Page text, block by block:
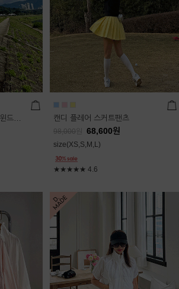
[DANI 러닝] 액티브 후드 윈드점퍼 캔디 플레어 스커트팬츠
98,000 68,600원
size(XS,S,M,L)
★★★★★ 4.6